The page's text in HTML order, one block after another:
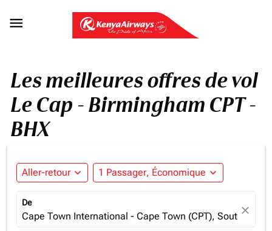

Les meilleures offres de vol
Le Cap - Birmingham CPT -
BHX
Aller-retour expand_more 1 Passager, Économique expand_more
De
Cape Town International - Cape Town (CPT), South Africa
close